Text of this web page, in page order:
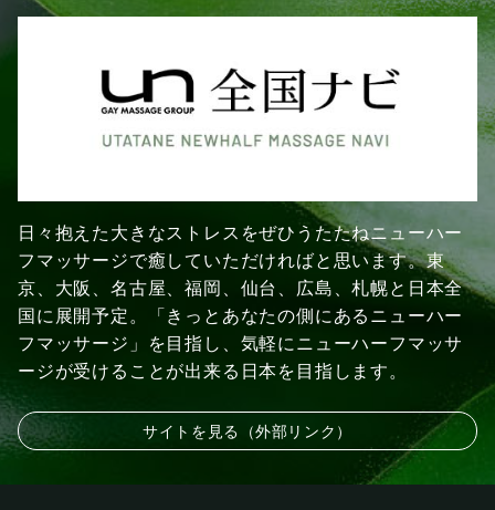
日々抱えた大きなストレスをぜひうたたねニューハー
フマッサージで癒していただければと思います。東
京、大阪、名古屋、福岡、仙台、広島、札幌と日本全
国に展開予定。「きっとあなたの側にあるニューハー
フマッサージ」を目指し、気軽にニューハーフマッサ
ージが受けることが出来る日本を目指します。
サイトを見る（外部リンク）